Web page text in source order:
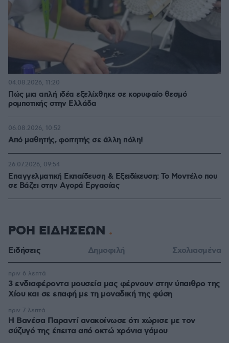
Πώς μια απλή ιδέα εξελίχθηκε σε κορυφαίο θεσμό
ρομποτικής στην Ελλάδα
04.08.2026, 11:20
Από μαθητής, φοιτητής σε άλλη πόλη!
06.08.2026, 10:52
Επαγγελματική Εκπαίδευση & Εξειδίκευση: Το Mοντέλο που
σε Bάζει στην Aγορά Eργασίας
26.07.2026, 09:54
ΡΟΗ ΕΙΔΗΣΕΩΝ
Ειδήσεις Δημοφιλή Σχολιασμένα
3 ενδιαφέροντα μουσεία μας φέρνουν στην ύπαιθρο της
Χίου και σε επαφή με τη μοναδική της φύση
πριν 6 λεπτά
Η Βανέσα Παραντί ανακοίνωσε ότι χώρισε με τον
σύζυγό της έπειτα από οκτώ χρόνια γάμου
πριν 7 λεπτά